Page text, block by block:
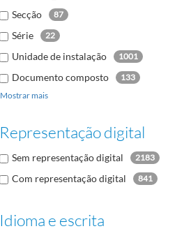
Secção 87
Série 22
Unidade de instalação 1001
Documento composto 133
Documento
Mostrar mais
Representação digital
Sem representação digital 2183
Com representação digital 841
Idioma e escrita